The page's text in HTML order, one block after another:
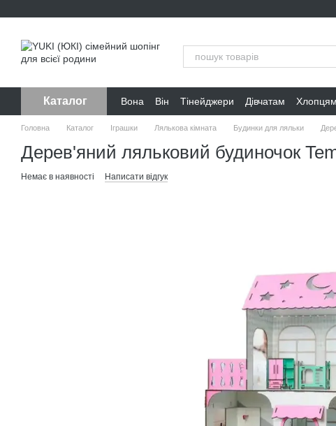
Каталог Вона Він Тінейджери Дівчатам Хлопцям
Головна Каталог Іграшки Лялькова кімната Будинки для ляльки
Дерев'яний ляльковий будиночок
Немає в наявності Написати відгук